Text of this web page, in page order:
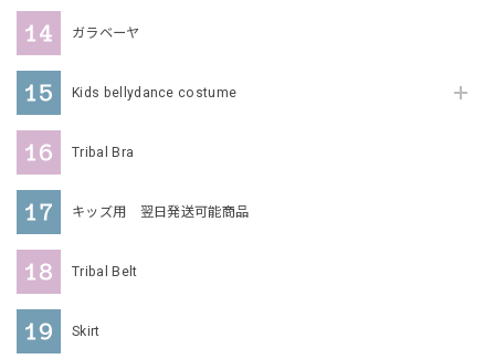
ガラベーヤ
Kids bellydance costume
Tribal Bra
キッズ用 翌日発送可能商品
Tribal Belt
Skirt